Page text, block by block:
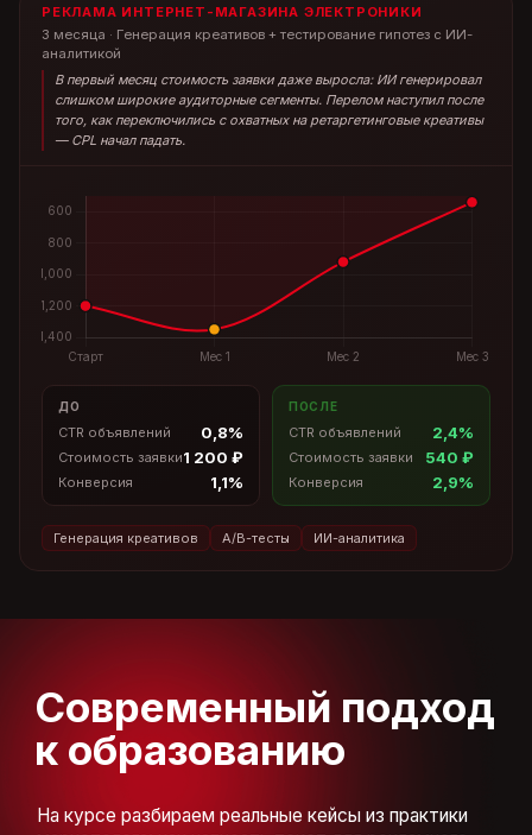
РЕКЛАМА ИНТЕРНЕТ-МАГАЗИНА ЭЛЕКТРОНИКИ
3 месяца · Генерация креативов + тестирование гипотез с ИИ-
аналитикой
В первый месяц стоимость заявки даже выросла: ИИ генерировал
слишком широкие аудиторные сегменты. Перелом наступил после
того, как переключились с охватных на ретаргетинговые креативы
— CPL начал падать.
ДО
CTR объявлений 0,8%
Стоимость заявки1 200 ₽
Конверсия 1,1%
ПОСЛЕ
CTR объявлений 2,4%
Стоимость заявки 540 ₽
Конверсия 2,9%
Генерация креативов A/B-тесты ИИ-аналитика